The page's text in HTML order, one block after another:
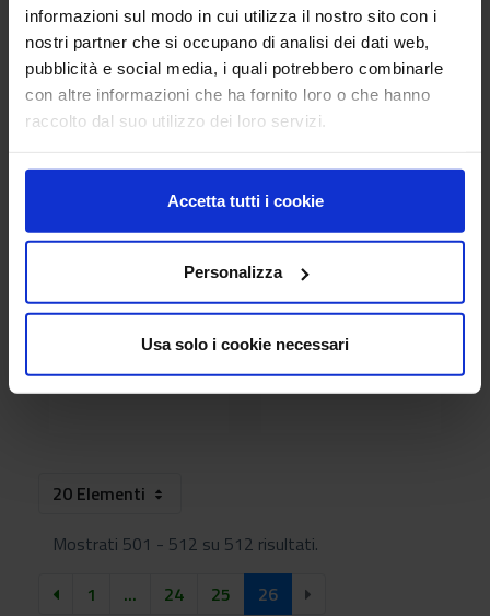
informazioni sul modo in cui utilizza il nostro sito con i
nostri partner che si occupano di analisi dei dati web,
pubblicità e social media, i quali potrebbero combinarle
con altre informazioni che ha fornito loro o che hanno
raccolto dal suo utilizzo dei loro servizi.
Accetta tutti i cookie
Personalizza
Usa solo i cookie necessari
Webinar_30_11_2020 (1).png Webinar_30_11_2020.png
20 Elementi
Mostrati 501 - 512 su 512 risultati.
1
... 24 25 26